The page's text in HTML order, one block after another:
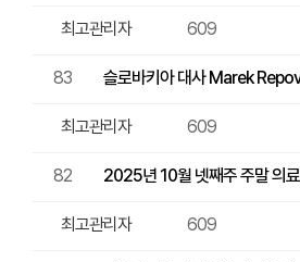
최고관리자
609
83 슬로바키아 대사 Marek
최고관리자 609
82 2025년 10월 넷째주 주말 의
최고관리자 609